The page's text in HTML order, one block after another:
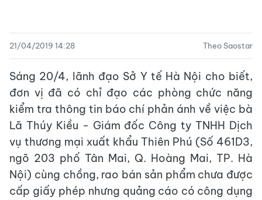
21/04/2019 14:28 Theo Saostar
Sáng 20/4, lãnh đạo Sở Y tế Hà Nội cho biết,
đơn vị đã có chỉ đạo các phòng chức năng
kiểm tra thông tin báo chí phản ánh về việc bà
Lã Thúy Kiều - Giám đốc Công ty TNHH Dịch
vụ thương mại xuất khẩu Thiên Phú (Số 461D3,
ngõ 203 phố Tân Mai, Q. Hoàng Mai, TP. Hà
Nội) cùng chồng, rao bán sản phẩm chưa được
cấp giấy phép nhưng quảng cáo có công dụng